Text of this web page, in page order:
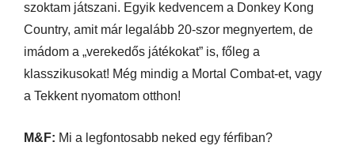
szoktam játszani. Egyik kedvencem a Donkey Kong
Country, amit már legalább 20-szor megnyertem, de
imádom a „verekedős játékokat” is, főleg a
klasszikusokat! Még mindig a Mortal Combat-et, vagy
a Tekkent nyomatom otthon!
M&F: Mi a legfontosabb neked egy férfiban?